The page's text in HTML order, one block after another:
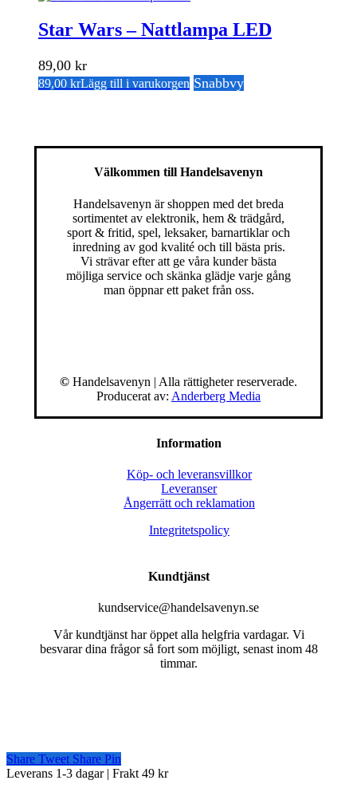
Star Wars – Nattlampa LED
89,00 kr
89,00 krLägg till i varukorgen Snabbvy
Välkommen till Handelsavenyn
Handelsavenyn är shoppen med det breda
sortimentet av elektronik, hem & trädgård,
sport & fritid, spel, leksaker, barnartiklar och
inredning av god kvalité och till bästa pris.
Vi strävar efter att ge våra kunder bästa
möjliga service och skänka glädje varje gång
man öppnar ett paket från oss.
© Handelsavenyn | Alla rättigheter reserverade.
Producerat av: Anderberg Media
Information
Köp- och leveransvillkor
Leveranser
Ångerrätt och reklamation
Integritetspolicy
Kundtjänst
kundservice@handelsavenyn.se
Vår kundtjänst har öppet alla helgfria vardagar. Vi
besvarar dina frågor så fort som möjligt, senast inom 48
timmar.
Share Tweet Share Pin
Close
Leverans 1-3 dagar | Frakt 49 kr